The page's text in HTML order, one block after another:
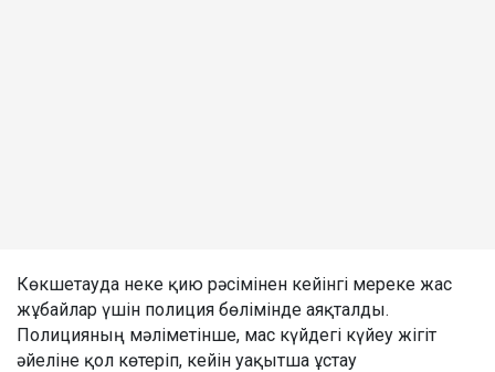
Көкшетауда неке қию рәсімінен кейінгі мереке жас
жұбайлар үшін полиция бөлімінде аяқталды.
Полицияның мәліметінше, мас күйдегі күйеу жігіт
әйеліне қол көтеріп, кейін уақытша ұстау